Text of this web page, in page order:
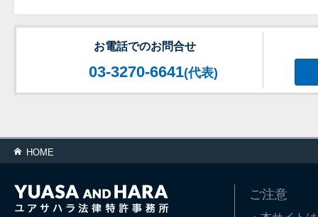
お電話でのお問合せ
03-3270-6641(代表)
HOME
ご注意